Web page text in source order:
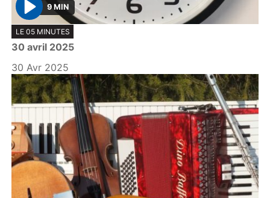
P
l
a
y
9 MIN
LE 05 MINUTES
30 avril 2025
30 Avr 2025